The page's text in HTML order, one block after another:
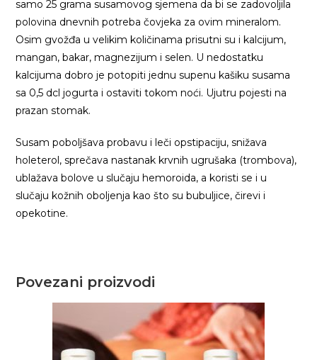
samo 25 grama susamovog sjemena da bi se zadovoljila
polovina dnevnih potreba čovjeka za ovim mineralom.
Osim gvožđa u velikim količinama prisutni su i kalcijum,
mangan, bakar, magnezijum i selen. U nedostatku
kalcijuma dobro je potopiti jednu supenu kašiku susama
sa 0,5 dcl jogurta i ostaviti tokom noći. Ujutru pojesti na
prazan stomak.
Susam poboljšava probavu i leči opstipaciju, snižava
holeterol, sprečava nastanak krvnih ugrušaka (trombova),
ublažava bolove u slučaju hemoroida, a koristi se i u
slučaju kožnih oboljenja kao što su bubuljice, čirevi i
opekotine.
Povezani proizvodi